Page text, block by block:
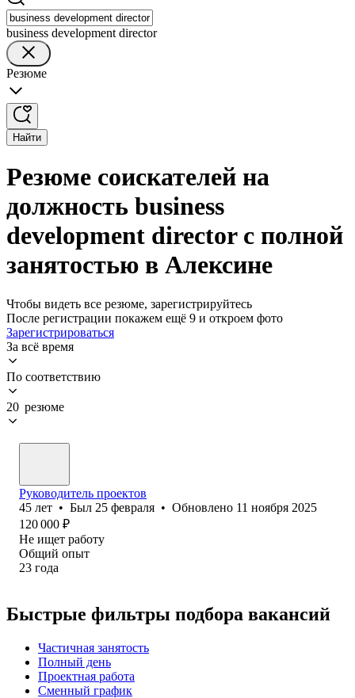
business development director
Резюме
Найти
Резюме соискателей на
должность business
development director с полной
занятостью в Алексине
Чтобы видеть все резюме, зарегистрируйтесь
После регистрации покажем ещё 9 и откроем фото
Зарегистрироваться
За всё время
По соответствию
20 резюме
Руководитель проектов
45 лет • Был 25 февраля • Обновлено 11 ноября 2025
120 000 ₽
Не ищет работу
Общий опыт
23 года
Быстрые фильтры подбора вакансий
Частичная занятость
Полный день
Проектная работа
Сменный график